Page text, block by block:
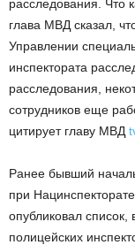
расследования. Что
глава МВД сказал,
Управлении
инспектората
расследования,
сотрудников еще
цитирует главу МВД
Ранее бывший
при
опубликовал
полицейских